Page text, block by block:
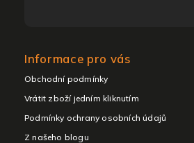
Informace pro vás
Obchodní podmínky
Vrátit zboží jedním kliknutím
Podmínky ochrany osobních údajů
Z našeho blogu